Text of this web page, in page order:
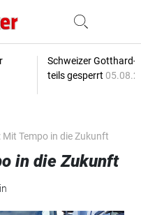
Schweizer Gotthard-
teils gesperrt
Mit Tempo in die Zukunft
in die Zukunft